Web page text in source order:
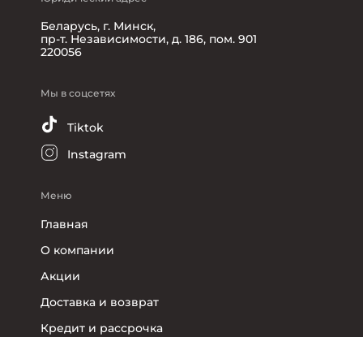
Беларусь, г. Минск,
пр-т. Независимости, д. 186, пом. 901
220056
Мы в соцсетях
Tiktok
Instagram
Меню
Главная
О компании
Акции
Доставка и возврат
Кредит и рассрочка